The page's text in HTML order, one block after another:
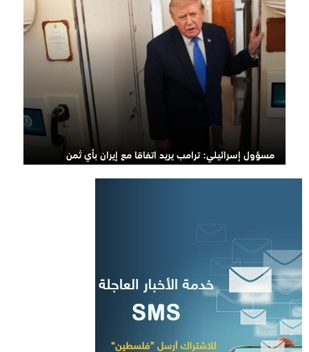
مسؤول إسرائيلي: ترامب يريد اتفاقا مع إيران بأي ثمن